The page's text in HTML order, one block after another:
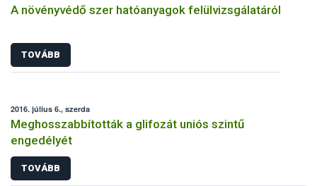
A növényvédő szer hatóanyagok felülvizsgálatáról
TOVÁBB
2016. július 6., szerda
Meghosszabbították a glifozát uniós szintű
engedélyét
TOVÁBB